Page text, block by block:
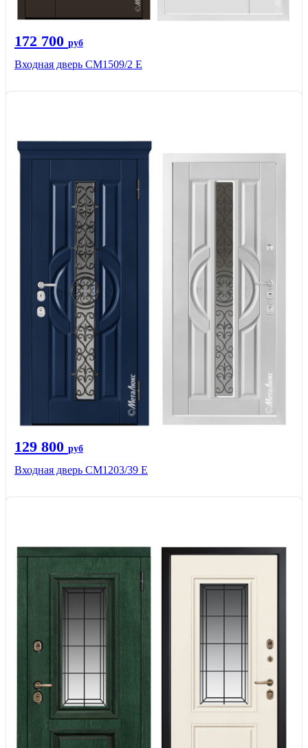
172 700 руб
Входная дверь CМ1509/2 Е
129 800 руб
Входная дверь СМ1203/39 E